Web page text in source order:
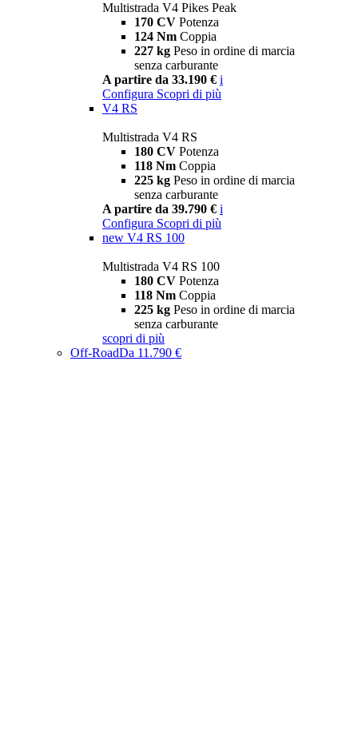
Multistrada V4 Pikes Peak
170 CV Potenza
124 Nm Coppia
227 kg Peso in ordine di marcia
senza carburante
A partire da 33.190 € i
Configura Scopri di più
V4 RS
Multistrada V4 RS
180 CV Potenza
118 Nm Coppia
225 kg Peso in ordine di marcia
senza carburante
A partire da 39.790 € i
Configura Scopri di più
new V4 RS 100
Multistrada V4 RS 100
180 CV Potenza
118 Nm Coppia
225 kg Peso in ordine di marcia
senza carburante
scopri di più
Off-RoadDa 11.790 €